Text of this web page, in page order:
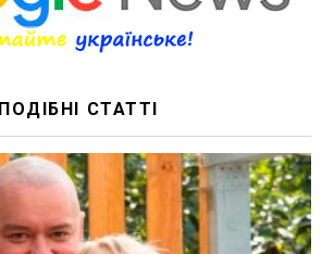
ПОДІБНІ СТАТТІ